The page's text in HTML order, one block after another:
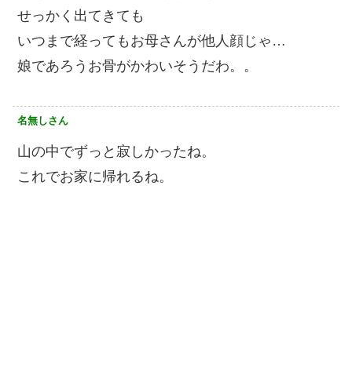
せっかく出てきても
いつまで経ってもお母さんが他人顔じゃ…
娘であろうお骨がかわいそうだわ。。
名無しさん
山の中でずっと寂しかったね。
これでお家に帰れるね。